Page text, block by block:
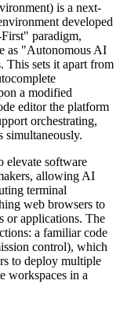
is a next-
developed
paradigm,
as "Autonomous AI
This sets it apart from
a modified
editor the platform
orchestrating,
software
allowing AI
terminal
web browsers to
or applications. The
a familiar code
control), which
to deploy multiple
workspaces in a